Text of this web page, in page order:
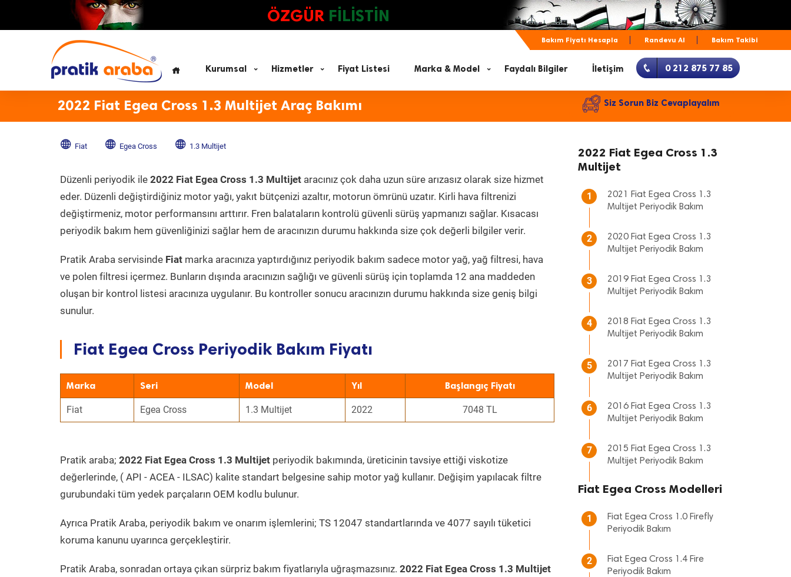
ÖZGÜR FİLİSTİN
Bakım Fiyatı Hesapla Randevu Al Bakım Takibi
Kurumsal Hizmetler Fiyat Listesi Marka & Model Faydalı Bilgiler İletişim 0 212 875 77 85
2022 Fiat Egea Cross 1.3 Multijet Araç Bakımı Siz Sorun Biz Cevaplayalım
Fiat Egea Cross 1.3 Multijet
Düzenli periyodik ile 2022 Fiat Egea Cross 1.3 Multijet aracınız çok daha uzun süre arızasız olarak size hizmet
eder. Düzenli değiştirdiğiniz motor yağı, yakıt bütçenizi azaltır, motorun ömrünü uzatır. Kirli hava filtrenizi
değiştirmeniz, motor performansını arttırır. Fren balataların kontrolü güvenli sürüş yapmanızı sağlar. Kısacası
periyodik bakım hem güvenliğinizi sağlar hem de aracınızın durumu hakkında size çok değerli bilgiler verir.
Pratik Araba servisinde Fiat marka aracınıza yaptırdığınız periyodik bakım sadece motor yağ, yağ filtresi, hava
ve polen filtresi içermez. Bunların dışında aracınızın sağlığı ve güvenli sürüş için toplamda 12 ana maddeden
oluşan bir kontrol listesi aracınıza uygulanır. Bu kontroller sonucu aracınızın durumu hakkında size geniş bilgi
sunulur.
Fiat Egea Cross Periyodik Bakım Fiyatı
Marka Seri Model Yıl Başlangıç Fiyatı
Fiat Egea Cross 1.3 Multijet 2022 7048 TL
Pratik araba; 2022 Fiat Egea Cross 1.3 Multijet periyodik bakımında, üreticinin tavsiye ettiği viskotize
değerlerinde, ( API - ACEA - ILSAC) kalite standart belgesine sahip motor yağ kullanır. Değişim yapılacak filtre
gurubundaki tüm yedek parçaların OEM kodlu bulunur.
Ayrıca Pratik Araba, periyodik bakım ve onarım işlemlerini; TS 12047 standartlarında ve 4077 sayılı tüketici
koruma kanunu uyarınca gerçekleştirir.
Pratik Araba, sonradan ortaya çıkan sürpriz bakım fiyatlarıyla uğraşmazsınız. 2022 Fiat Egea Cross 1.3 Multijet
2022 Fiat Egea Cross 1.3
Multijet
1
2021 Fiat Egea Cross 1.3
Multijet Periyodik Bakım
2
2020 Fiat Egea Cross 1.3
Multijet Periyodik Bakım
3
2019 Fiat Egea Cross 1.3
Multijet Periyodik Bakım
4
2018 Fiat Egea Cross 1.3
Multijet Periyodik Bakım
5
2017 Fiat Egea Cross 1.3
Multijet Periyodik Bakım
6
2016 Fiat Egea Cross 1.3
Multijet Periyodik Bakım
7
2015 Fiat Egea Cross 1.3
Multijet Periyodik Bakım
Fiat Egea Cross Modelleri
1
Fiat Egea Cross 1.0 Firefly
Periyodik Bakım
2
Fiat Egea Cross 1.4 Fire
Periyodik Bakım